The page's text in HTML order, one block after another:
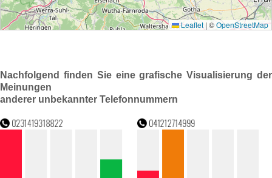
Nachfolgend finden Sie eine grafische Visualisierung der
Meinungen
anderer unbekannter Telefonnummern